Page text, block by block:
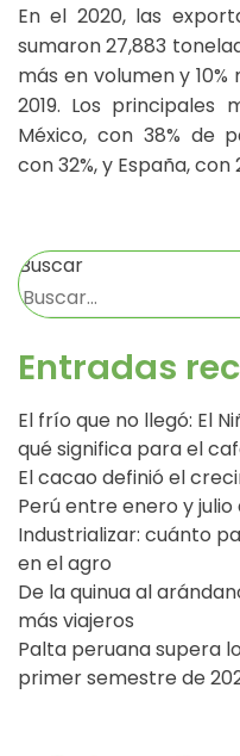
En el 2020, las
sumaron 27,883
más en volumen y
2019. Los principales
México, con 38% de
con 32%, y España, con
Buscar
Entradas
El frío que no llegó: El
qué significa para el
El cacao definió el
Perú entre enero y julio
Industrializar: cuánto
en el agro
De la quinua al
más viajeros
Palta peruana supera
primer semestre de